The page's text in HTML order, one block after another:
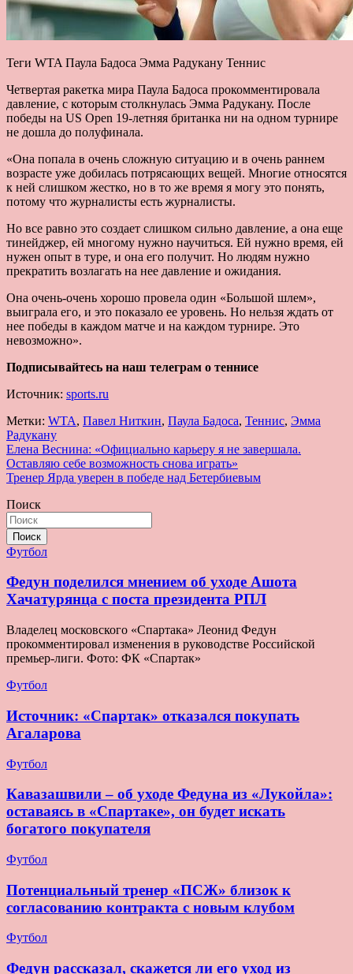
Теги WTA Паула Бадоса Эмма Радукану Теннис
Четвертая ракетка мира Паула Бадоса прокомментировала
давление, с которым столкнулась Эмма Радукану. После
победы на US Open 19-летняя британка ни на одном турнире
не дошла до полуфинала.
«Она попала в очень сложную ситуацию и в очень раннем
возрасте уже добилась потрясающих вещей. Многие относятся
к ней слишком жестко, но в то же время я могу это понять,
потому что журналисты есть журналисты.
Но все равно это создает слишком сильно давление, а она еще
тинейджер, ей многому нужно научиться. Ей нужно время, ей
нужен опыт в туре, и она его получит. Но людям нужно
прекратить возлагать на нее давление и ожидания.
Она очень-очень хорошо провела один «Большой шлем»,
выиграла его, и это показало ее уровень. Но нельзя ждать от
нее победы в каждом матче и на каждом турнире. Это
невозможно».
Подписывайтесь на наш телеграм о теннисе
Источник: sports.ru
Метки: WTA, Павел Ниткин, Паула Бадоса, Теннис, Эмма
Радукану
Навигация
по
Елена Веснина: «Официально карьеру я не завершала.
Оставляю себе возможность снова играть»
Тренер Ярда уверен в победе над Бетербиевым
Поиск
Поиск
Футбол
Федун поделился мнением об уходе Ашота
Хачатурянца с поста президента РПЛ
Владелец московского «Спартака» Леонид Федун
прокомментировал изменения в руководстве Российской
премьер-лиги. Фото: ФК «Спартак»
Футбол
Источник: «Спартак» отказался покупать
Агаларова
Футбол
Кавазашвили – об уходе Федуна из «Лукойла»:
оставаясь в «Спартаке», он будет искать
богатого покупателя
Футбол
Потенциальный тренер «ПСЖ» близок к
согласованию контракта с новым клубом
Футбол
Федун рассказал, скажется ли его уход из